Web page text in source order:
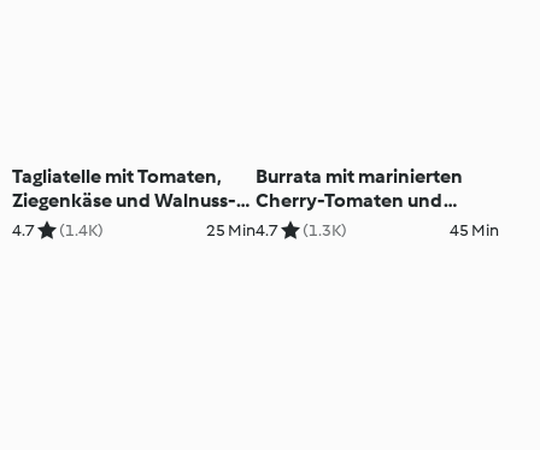
Tagliatelle mit Tomaten,
Ziegenkäse und Walnuss-
Parmesan
4.7 (1.4K) 25 Min
Burrata mit marinierten
Cherry-Tomaten und
Pesto-Risotto
4.7 (1.3K) 45 Min